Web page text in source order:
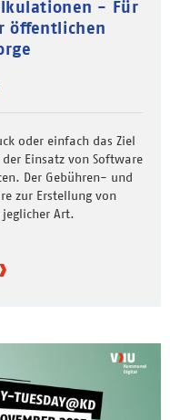
- Für
öffentlichen
oder einfach das Ziel
Einsatz von Software
Der Gebühren- und
zur Erstellung von
Art.